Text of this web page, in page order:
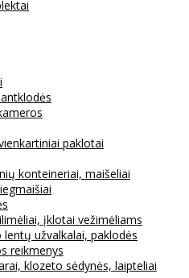
paklotai
konteineriai, maišeliai
įklotai vežimėliams
užvalkalai, paklodės
reikmenys
klozeto sėdynės, laipteliai